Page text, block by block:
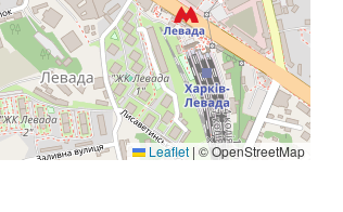
Leaflet | © OpenStreetMap